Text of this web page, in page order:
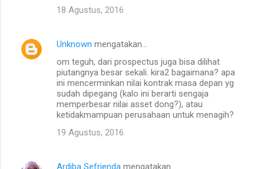
t
18 Agustus, 2016
Unknown mengatakan…
om teguh, dari prospectus juga bisa dilihat
piutangnya besar sekali. kira2 bagaimana? apa
ini mencerminkan nilai kontrak masa depan yg
sudah dipegang (kalo ini berarti sengaja
memperbesar nilai asset dong?), atau
ketidakmampuan perusahaan untuk menagih?
19 Agustus, 2016
Ardiba Sefrienda mengatakan…